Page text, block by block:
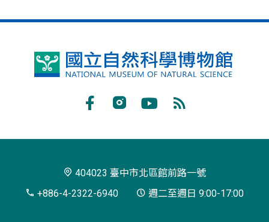
國
博
閱
404023 臺中市北區館前路一號
+886-4-2322-6940
週二至週日 9:00-17:00